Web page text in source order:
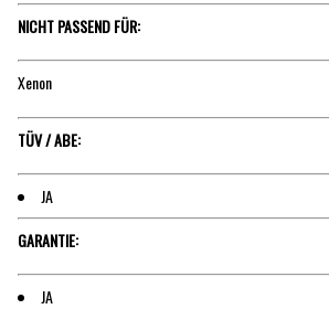
NICHT PASSEND FÜR:
Xenon
TÜV / ABE:
JA
GARANTIE:
JA